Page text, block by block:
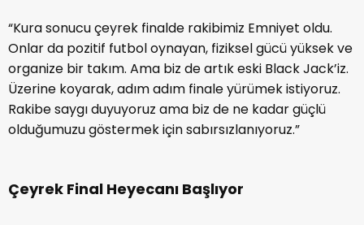
“Kura sonucu çeyrek finalde rakibimiz Emniyet oldu.
Onlar da pozitif futbol oynayan, fiziksel gücü yüksek ve
organize bir takım. Ama biz de artık eski Black Jack’iz.
Üzerine koyarak, adım adım finale yürümek istiyoruz.
Rakibe saygı duyuyoruz ama biz de ne kadar güçlü
olduğumuzu göstermek için sabırsızlanıyoruz.”
Çeyrek Final Heyecanı Başlıyor